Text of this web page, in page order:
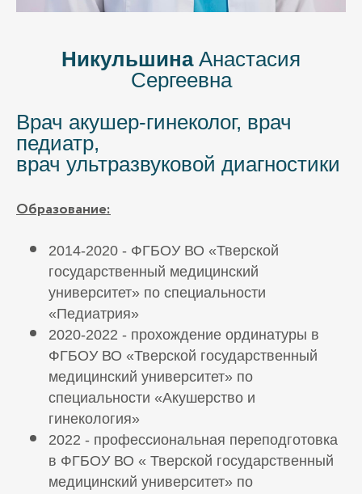
Никульшина Анастасия
Сергеевна
Врач акушер-гинеколог, врач
педиатр,
врач ультразвуковой диагностики
Образование:
2014-2020 - ФГБОУ ВО «Тверской
государственный медицинский
университет» по специальности
«Педиатрия»
2020-2022 - прохождение ординатуры в
ФГБОУ ВО «Тверской государственный
медицинский университет» по
специальности «Акушерство и
гинекология»
2022 - профессиональная переподготовка
в ФГБОУ ВО « Тверской государственный
медицинский университет» по